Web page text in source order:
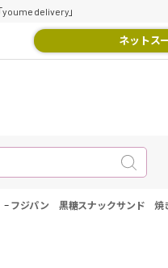
delivery」
ネットス
- フジパン 黒糖スナックサンド 焼